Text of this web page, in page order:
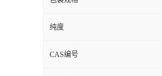
纯度
CAS编号